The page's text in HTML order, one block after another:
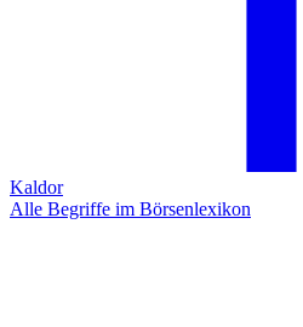
Kaldor
Alle Begriffe im Börsenlexikon